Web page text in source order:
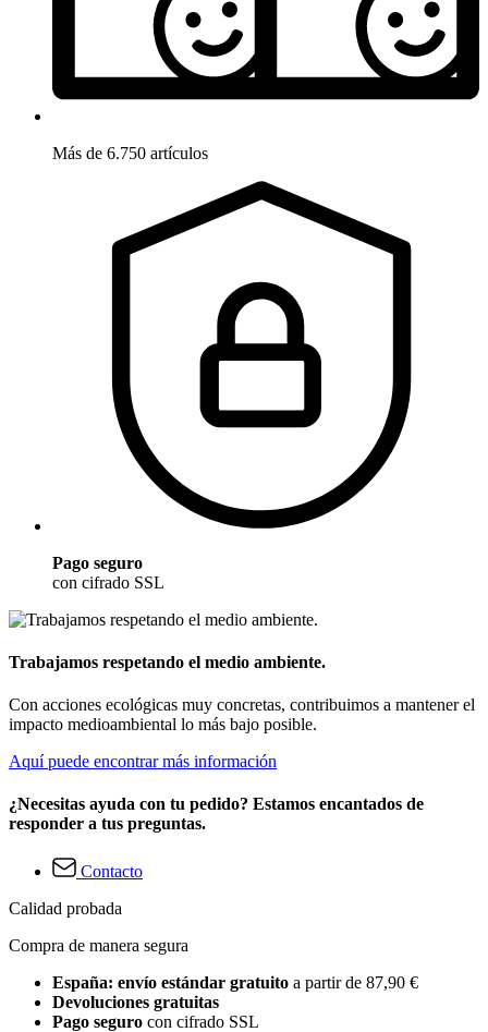
Más de 6.750 artículos
Pago seguro
con cifrado SSL
Trabajamos respetando el medio ambiente.
Con acciones ecológicas muy concretas, contribuimos a mantener el
impacto medioambiental lo más bajo posible.
Aquí puede encontrar más información
¿Necesitas ayuda con tu pedido? Estamos encantados de
responder a tus preguntas.
Contacto
Calidad probada
Compra de manera segura
España: envío estándar gratuito a partir de 87,90 €
Devoluciones gratuitas
Pago seguro con cifrado SSL